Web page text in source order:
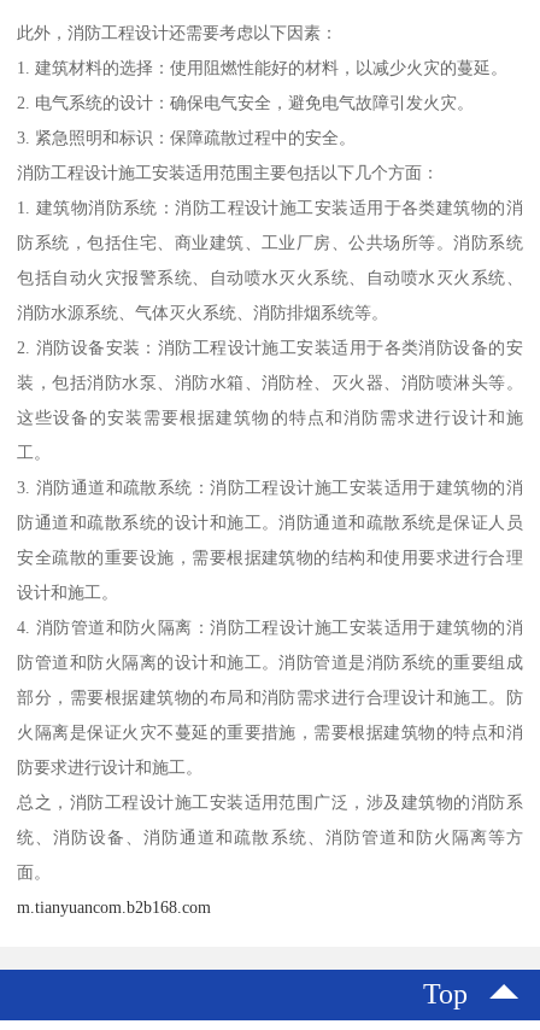
此外，消防工程设计还需要考虑以下因素：
1. 建筑材料的选择：使用阻燃性能好的材料，以减少火灾的蔓延。
2. 电气系统的设计：确保电气安全，避免电气故障引发火灾。
3. 紧急照明和标识：保障疏散过程中的安全。
消防工程设计施工安装适用范围主要包括以下几个方面：
1. 建筑物消防系统：消防工程设计施工安装适用于各类建筑物的消
防系统，包括住宅、商业建筑、工业厂房、公共场所等。消防系统
包括自动火灾报警系统、自动喷水灭火系统、自动喷水灭火系统、
消防水源系统、气体灭火系统、消防排烟系统等。
2. 消防设备安装：消防工程设计施工安装适用于各类消防设备的安
装，包括消防水泵、消防水箱、消防栓、灭火器、消防喷淋头等。
这些设备的安装需要根据建筑物的特点和消防需求进行设计和施
工。
3. 消防通道和疏散系统：消防工程设计施工安装适用于建筑物的消
防通道和疏散系统的设计和施工。消防通道和疏散系统是保证人员
安全疏散的重要设施，需要根据建筑物的结构和使用要求进行合理
设计和施工。
4. 消防管道和防火隔离：消防工程设计施工安装适用于建筑物的消
防管道和防火隔离的设计和施工。消防管道是消防系统的重要组成
部分，需要根据建筑物的布局和消防需求进行合理设计和施工。防
火隔离是保证火灾不蔓延的重要措施，需要根据建筑物的特点和消
防要求进行设计和施工。
总之，消防工程设计施工安装适用范围广泛，涉及建筑物的消防系
统、消防设备、消防通道和疏散系统、消防管道和防火隔离等方
面。
m.tianyuancom.b2b168.com
Top